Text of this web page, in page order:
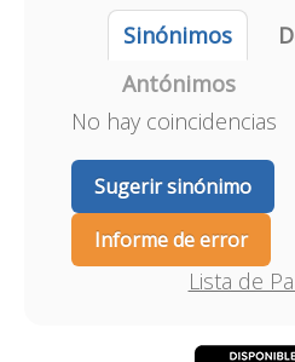
Sinónimos
Antónimos
No hay coincidencias
Sugerir sinónimo
Informe de error
Lista de